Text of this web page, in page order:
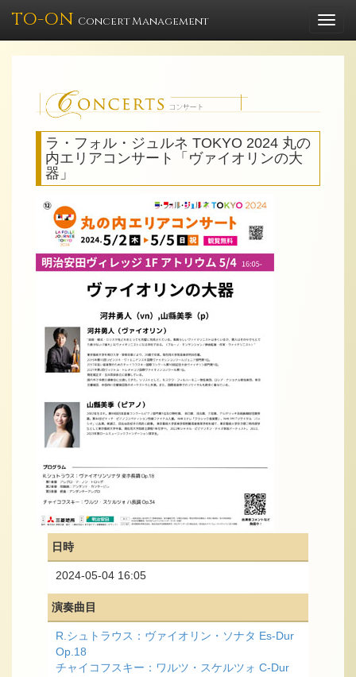
TO-ON Concert Management
ラ・フォル・ジュルネ TOKYO 2024 丸の
内エリアコンサート「ヴァイオリンの大
器」
日時
2024-05-04 16:05
演奏曲目
R.シュトラウス：ヴァイオリン・ソナタ Es-Dur
Op.18
チャイコフスキー：ワルツ・スケルツォ C-Dur